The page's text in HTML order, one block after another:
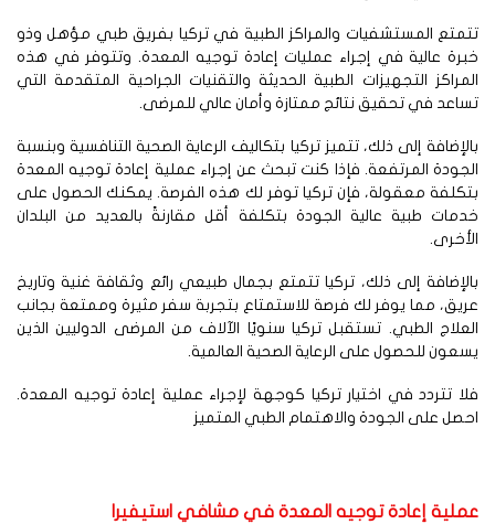
المستشفيات والمراكز الطبية في تركيا بفريق طبي مؤهل وذو
عالية في إجراء عمليات إعادة توجيه المعدة. وتتوفر في هذه
التجهيزات الطبية الحديثة والتقنيات الجراحية المتقدمة التي
في تحقيق نتائج ممتازة وأمان عالي للمرضى.
إلى ذلك، تتميز تركيا بتكاليف الرعاية الصحية التنافسية وبنسبة
المرتفعة. فإذا كنت تبحث عن إجراء عملية إعادة توجيه المعدة
معقولة، فإن تركيا توفر لك هذه الفرصة. يمكنك الحصول على
طبية عالية الجودة بتكلفة أقل مقارنةً بالعديد من البلدان
إلى ذلك، تركيا تتمتع بجمال طبيعي رائع وثقافة غنية وتاريخ
مما يوفر لك فرصة للاستمتاع بتجربة سفر مثيرة وممتعة بجانب
الطبي. تستقبل تركيا سنويًا الآلاف من المرضى الدوليين الذين
للحصول على الرعاية الصحية العالمية.
تتردد في اختيار تركيا كوجهة لإجراء عملية إعادة توجيه المعدة.
على الجودة والاهتمام الطبي المتميز
إعادة توجيه المعدة في مشافي استيفيرا